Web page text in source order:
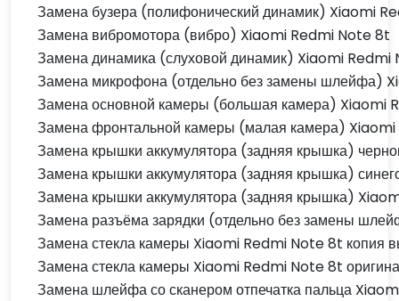
Замена бузера (полифонический динамик) Xiaomi
Замена вибромотора (вибро) Xiaomi Redmi Note 8t
Замена динамика (слуховой динамик) Xiaomi Redmi
Замена микрофона (отдельно без замены шлейфа)
Замена основной камеры (большая камера) Xiaomi
Замена фронтальной камеры (малая камера)
Замена крышки аккумулятора (задняя крышка)
Замена крышки аккумулятора (задняя крышка)
Замена крышки аккумулятора (задняя крышка)
Замена разъёма зарядки (отдельно без замены
Замена стекла камеры Xiaomi Redmi Note 8t копия
Замена стекла камеры Xiaomi Redmi Note 8t
Замена шлейфа со сканером отпечатка пальца